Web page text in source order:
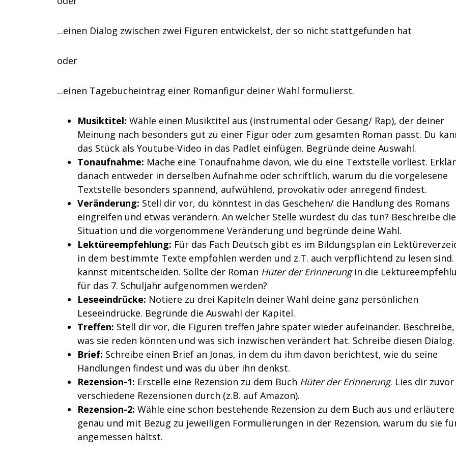
...einen Dialog zwischen zwei Figuren entwickelst, der so nicht stattgefunden hat
oder
...einen Tagebucheintrag einer Romanfigur deiner Wahl formulierst.
Musiktitel: Wähle einen Musiktitel aus (instrumental oder Gesang/ Rap), der deiner
Meinung nach besonders gut zu einer Figur oder zum gesamten Roman passt. Du
das Stück als Youtube-Video in das Padlet einfügen. Begründe deine Auswahl.
Tonaufnahme: Mache eine Tonaufnahme davon, wie du eine Textstelle vorliest.
danach entweder in derselben Aufnahme oder schriftlich, warum du die vorgelesene
Textstelle besonders spannend, aufwühlend, provokativ oder anregend findest.
Veränderung: Stell dir vor, du könntest in das Geschehen/ die Handlung des Romans
eingreifen und etwas verändern. An welcher Stelle würdest du das tun? Beschreibe die
Situation und die vorgenommene Veränderung und begründe deine Wahl.
Lektüreempfehlung: Für das Fach Deutsch gibt es im Bildungsplan ein
in dem bestimmte Texte empfohlen werden und z.T. auch verpflichtend zu lesen sind.
kannst mitentscheiden. Sollte der Roman Hüter der Erinnerungin die
für das 7. Schuljahr aufgenommen werden?
Leseeindrücke: Notiere zu drei Kapiteln deiner Wahl deine ganz persönlichen
Leseeindrücke. Begründe die Auswahl der Kapitel.
Treffen: Stell dir vor, die Figuren treffen Jahre später wieder aufeinander.
was sie reden könnten und was sich inzwischen verändert hat. Schreibe diesen Dialog.
Brief: Schreibe einen Brief an Jonas, in dem du ihm davon berichtest, wie du seine
Handlungen findest und was du über ihn denkst.
Rezension-1: Erstelle eine Rezension zu dem Buch Hüter der Erinnerung. Lies dir zuvor
verschiedene Rezensionen durch (z.B. auf Amazon).
Rezension-2: Wähle eine schon bestehende Rezension zu dem Buch aus und erläutere
genau und mit Bezug zu jeweiligen Formulierungen in der Rezension, warum du sie
angemessen hältst.